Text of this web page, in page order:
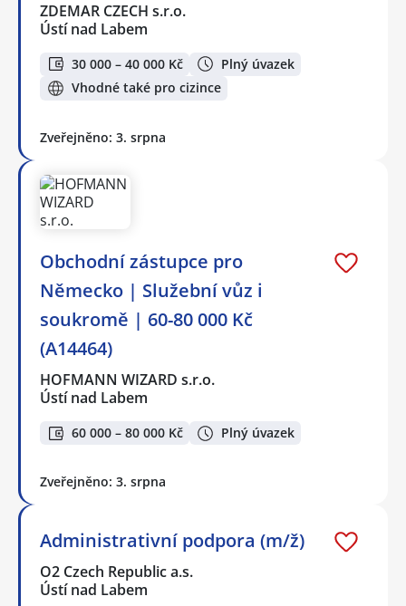
ZDEMAR CZECH s.r.o.
Ústí nad Labem
30 000 – 40 000 Kč
Plný úvazek
Vhodné také pro cizince
Zveřejněno: 3. srpna
Obchodní zástupce pro
Německo | Služební vůz i
soukromě | 60-80 000 Kč
(A14464)
HOFMANN WIZARD s.r.o.
Ústí nad Labem
60 000 – 80 000 Kč Plný úvazek
Zveřejněno: 3. srpna
Administrativní podpora (m/ž)
O2 Czech Republic a.s.
Ústí nad Labem